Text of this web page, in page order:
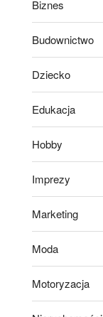
Biznes
Budownictwo
Dziecko
Edukacja
Hobby
Imprezy
Marketing
Moda
Motoryzacja